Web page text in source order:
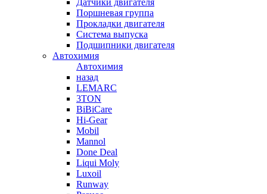
Датчики двигателя
Поршневая группа
Прокладки двигателя
Система выпуска
Подшипники двигателя
Автохимия
Автохимия
назад
LEMARC
3TON
BiBiCare
Hi-Gear
Mobil
Mannol
Done Deal
Liqui Moly
Luxoil
Runway